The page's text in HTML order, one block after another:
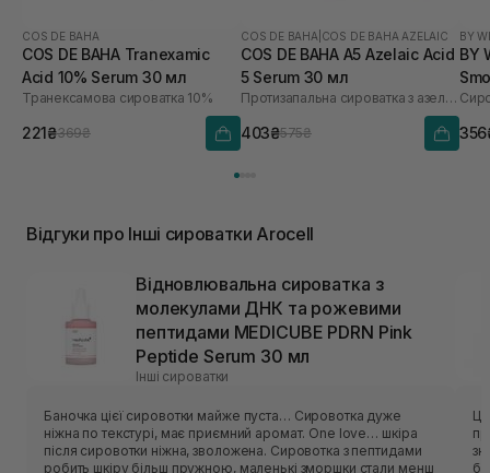
COS DE BAHA
COS DE BAHA Tranexamic
Acid 10% Serum 30 мл
Транексамова сироватка 10%
221₴369₴
COS DE BAHA COS DE BAHA AZELAIC
COS DE BAHA A5 Azelaic Acid
5 Serum 30 мл
Протизапальна сироватка з азелаїновою кислотою
403₴575₴
BY
BY
10
Відгуки про Інші сироватки Arocell
Відновлювальна сироватка з
молекулами ДНК та рожевими
пептидами MEDICUBE PDRN Pink
Peptide Serum 30 мл
Інші сироватки
Баночка цієї сировотки майже пуста… Сировотка дуже
ніжна по текстурі, має приємний аромат. One love… шкіра
після сировотки ніжна, зволожена. Сировотка з пептидами
робить шкіру більш пружною, маленькі зморшки стали менш